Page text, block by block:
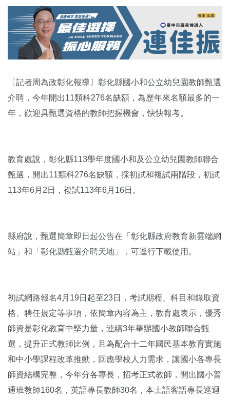
〔記者周為政彰化報導〕彰化縣國小和公立幼兒園教師甄選
介聘，今年開出11類科276名缺額，為歷年來名額最多的一
年，歡迎具甄選資格的教師把握機會，快快報考。
教育處說，彰化縣113學年度國小和及公立幼兒園教師聯合
甄選，開出11類科276名缺額，採初試和複試兩階段，初試
113年6月2日，複試113年6月16日。
縣府說，甄選簡章即日起公告在「彰化縣政府教育新雲端網
站」和「彰化縣甄選介聘天地」，可逕行下載使用。
初試網路報名4月19日起至23日，考試期程、科目和錄取資
格、聘任規定等事項，依簡章內容為主，教育處表示，優秀
師資是彰化教育中堅力量，連續3年舉辦國小教師聯合甄
選，提升正式教師比例，且為配合十二年國民基本教育實施
和中小學課程改革推動，回應學校人力需求，讓國小各專長
師資結構完整，今年分各專長，招考正式教師，開出國小普
通班教師160名，英語專長教師30名，本土語客語專長巡迴